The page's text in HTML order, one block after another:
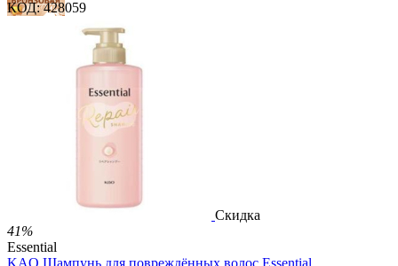
49 баллов
81 балл
1 578.00 Р
за 1.00 мл
КОД: 428059
Скидка
41%
Essential